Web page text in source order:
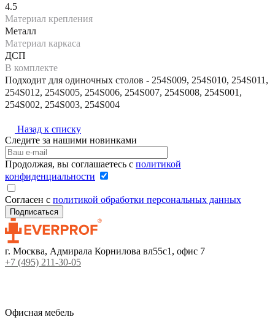
4.5
Материал крепления
Металл
Материал каркаса
ДСП
В комплекте
Подходит для одиночных столов - 254S009, 254S010, 254S011,
254S012, 254S005, 254S006, 254S007, 254S008, 254S001,
254S002, 254S003, 254S004
Назад к списку
Следите за нашими новинками
Продолжая, вы соглашаетесь с политикой
конфиденциальности
Согласен с политикой обработки персональных данных
г. Москва, Адмирала Корнилова вл55с1, офис 7
+7 (495) 211-30-05
Офисная мебель